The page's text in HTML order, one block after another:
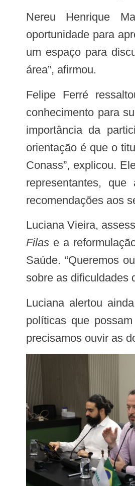
Nereu Henrique Mansano destacou que a reunião representava uma
oportunidade para
um espaço para
área”, afirmou.
Felipe Ferré ressaltou que o objetivo é formar uma base consistente de
conhecimento para
importância da
orientação é que o
Conass”, explicou.
representantes,
recomendações aos
Luciana Vieira,
Filas e a
Saúde. “Queremos
sobre as dificuldades
Luciana alertou ainda para a necessidade de cautela na adoção de políticas nacionais. “O estado precisa evitar reproduzir
políticas que
precisamos ouvir as